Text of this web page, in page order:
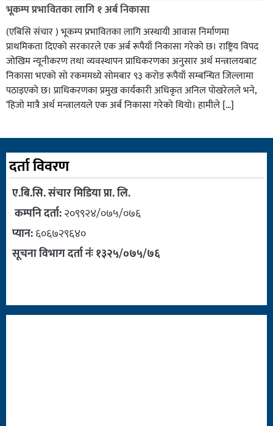
भूकम्प प्रभावितका लागि १ अर्ब निकासा
(एबिसि संचार ) भूकम्प प्रभावितका लागि अस्थायी आवास निर्माणमा
प्राथमिकता दिएको सरकारले एक अर्ब रूपैयाँ निकासा गरेको छ। राष्ट्रिय विपद
जोखिम न्यूनीकरण तथा व्यवस्थापन प्राधिकरणका अनुसार अर्थ मन्त्रालयबाट
निकासा भएको सो रकममध्ये सोमबार ९३ करोड रूपैयाँ सम्बन्धित जिल्लामा
पठाइएको छ। प्राधिकरणका प्रमुख कार्यकारी अधिकृत अनिल पोखरेलले भने,
‘हिजो मात्रै अर्थ मन्त्रालयले एक अर्ब निकासा गरेको थियो। हामीले […]
दर्ता विवरण
ए.बि.सि. संचार मिडिया प्रा. लि.
कम्पनि दर्ता:२०९९२४/०७५/०७६
प्यान:६०६७२९६४०
सूचना विभाग दर्ता नंः १३२५/०७५/७६